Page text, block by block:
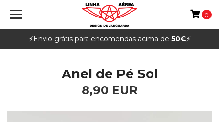
⚡️Envio grátis para encomendas acima de 50€⚡️
0
Anel de Pé Sol
8,90 EUR